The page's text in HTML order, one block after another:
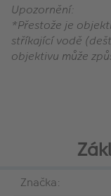
Upozornění:
*Přestože je
stříkající vodě
objektivu může
Značka: